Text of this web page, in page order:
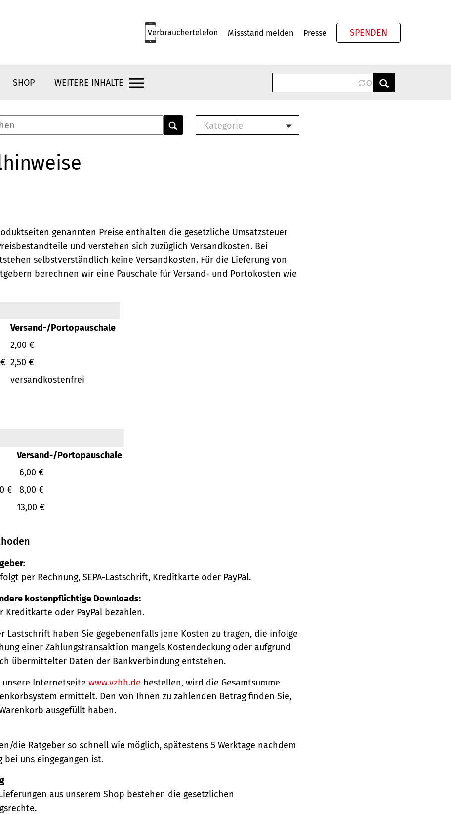
Verbrauchertelefon Missstand melden Presse SPENDEN
SHOP WEITERE INHALTE
Kategorie
genannten Preise enthalten die gesetzliche Umsatzsteuer
und verstehen sich zuzüglich Versandkosten. Bei
selbstverständlich keine Versandkosten. Für die Lieferung von
berechnen wir eine Pauschale für Versand- und Portokosten wie
Versand-/Portopauschale
2,00 €
2,50 €
versandkostenfrei
Versand-/Portopauschale
6,00 €
€
8,00 €
13,00 €
per Rechnung, SEPA-Lastschrift, Kreditkarte oder PayPal.
kostenpflichtige Downloads:
Kreditkarte oder PayPal bezahlen.
Lastschrift haben Sie gegebenenfalls jene Kosten zu tragen, die infolge
einer Zahlungstransaktion mangels Kostendeckung oder aufgrund
übermittelter Daten der Bankverbindung entstehen.
unsere Internetseite www.vzhh.de bestellen, wird die Gesamtsumme
ermittelt. Den von Ihnen zu zahlenden Betrag finden Sie,
ausgefüllt haben.
die Ratgeber so schnell wie möglich, spätestens 5 Werktage nachdem
bei uns eingegangen ist.
aus unserem Shop bestehen die gesetzlichen